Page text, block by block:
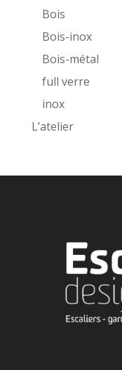
Bois
Bois-inox
Bois-métal
full verre
inox
L’atelier